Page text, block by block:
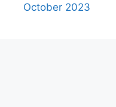
October 2023